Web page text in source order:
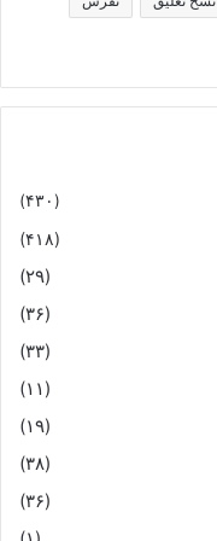
(۴۳۰)
(۴۱۸)
(۲۹)
(۳۶)
(۳۳)
(۱۱)
(۱۹)
(۳۸)
(۳۶)